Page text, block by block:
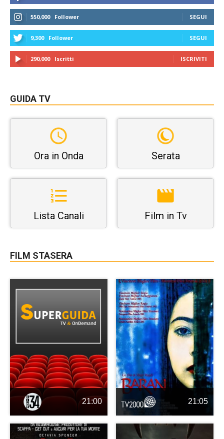
550,000 Follower SEGUI
9,300 Follower SEGUI
290,000 Iscritti ISCRIVITI
GUIDA TV
Ora in Onda Serata
Lista Canali Film in Tv
FILM STASERA
21:00 21:05